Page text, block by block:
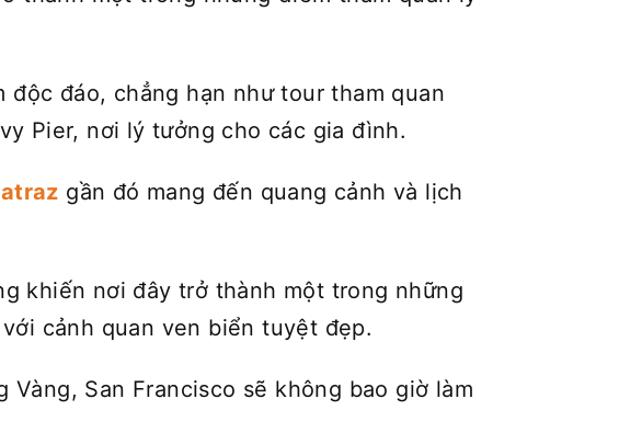
đáo, chẳng hạn như tour tham quan
Pier, nơi lý tưởng cho các gia đình.
gần đó mang đến quang cảnh và lịch
khiến nơi đây trở thành một trong những
cảnh quan ven biển tuyệt đẹp.
San Francisco sẽ không bao giờ làm